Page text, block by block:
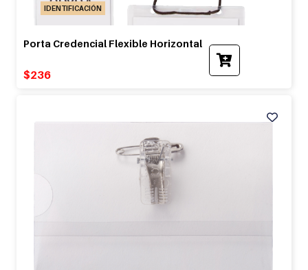
IDENTIFICACIÓN
Porta Credencial Flexible Horizontal
$236